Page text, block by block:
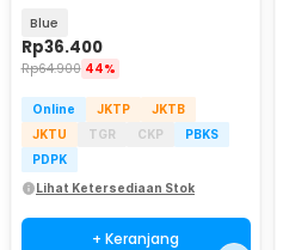
Blue
Rp36.400
Rp64.900 44%
Online JKTP
JKTB
JKTU
TGR CKP
PBKS
PDPK
Lihat Ketersediaan Stok
+ Keranjang